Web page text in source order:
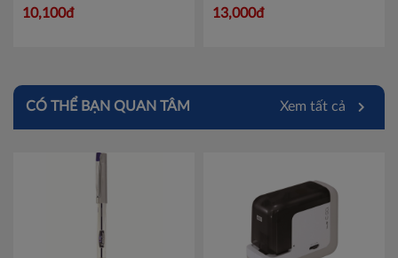
4304161
10,100đ
80gMã 4258097
13,000đ
CÓ THỂ BẠN QUAN TÂM Xem tất cả